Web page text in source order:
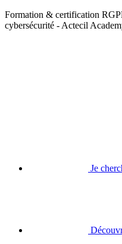
Formation & certification
cybersécurité - Actecil
Je